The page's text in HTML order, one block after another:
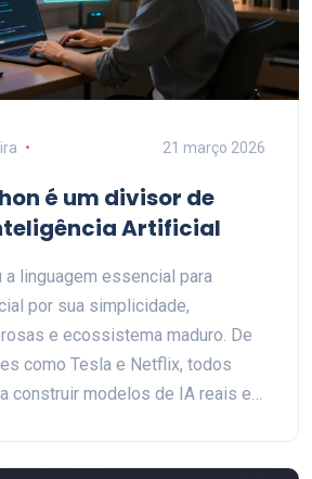
21 março 2026
é um divisor de
Artificial
linguagem essencial para
por sua simplicidade,
e ecossistema maduro. De
como Tesla e Netflix, todos
construir modelos de IA reais e